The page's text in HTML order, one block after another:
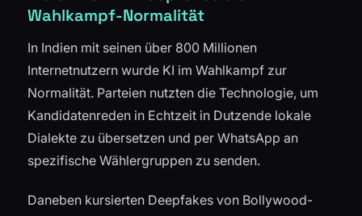
Wahlkampf-Normalität
In Indien mit seinen über 800 Millionen
Internetnutzern wurde KI im Wahlkampf zur
Normalität. Parteien nutzten die Technologie, um
Kandidatenreden in Echtzeit in Dutzende lokale
Dialekte zu übersetzen und per WhatsApp an
spezifische Wählergruppen zu senden.
Daneben kursierten Deepfakes von Bollywood-